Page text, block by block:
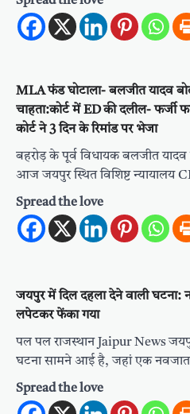
MLA फंड घोटाला- बलजीत यादव
चाहता:कोर्ट में ED की दलील- फर्जी
कोर्ट ने 3 दिन के रिमांड पर भेजा
बहरोड़ के पूर्व विधायक बलजीत यादव
आज जयपुर स्थित विशिष्ट न्यायालय
Spread the love
जयपुर में दिल दहला देने वाली घटना:
लपेटकर फेंका गया
पल पल राजस्थान Jaipur News
घटना सामने आई है, जहां एक
Spread the love